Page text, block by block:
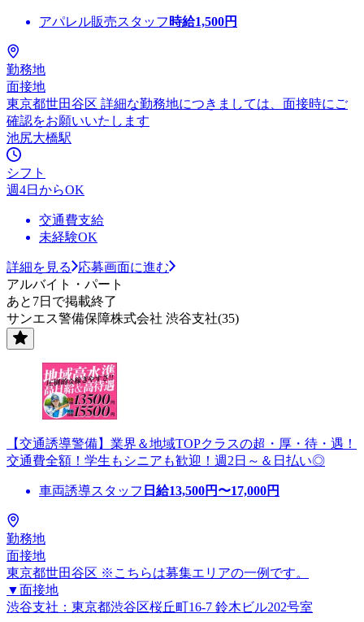
アパレル販売スタッフ 時給1,500円
勤務地
面接地
東京都世田谷区 詳細な勤務地につきましては、面接時にご
確認をお願いいたします
池尻大橋駅
シフト
週4日からOK
交通費支給
未経験OK
詳細を見る
応募画面に進む
アルバイト・パート
あと7日で掲載終了
サンエス警備保障株式会社 渋谷支社(35)
【交通誘導警備】業界＆地域TOPクラスの超・厚・待・遇！
交通費全額！学生もシニアも歓迎！週2日～＆日払い◎
車両誘導スタッフ 日給13,500円〜17,000円
勤務地
面接地
東京都世田谷区 ※こちらは募集エリアの一例です。
▼面接地
渋谷支社：東京都渋谷区桜丘町16-7 鈴木ビル202号室